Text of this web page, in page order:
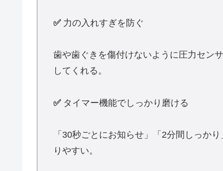
✅力の入れすぎを防ぐ
歯や歯ぐきを傷付けないように圧力セン
してくれる。
✅タイマー機能でしっかり磨ける
「30秒ごとにお知らせ」「2分間しっか
りやすい。